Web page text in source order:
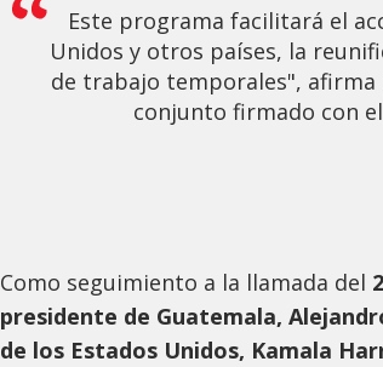
Este programa facilitará el
Unidos y otros países, la
de trabajo temporales", afirma
conjunto firmado con
Como seguimiento a la llamada del
presidente de Guatemala,
de los Estados Unidos, Kamala